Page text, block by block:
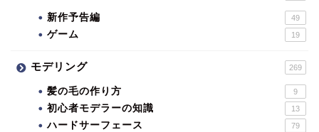
新作予告編 49
ゲーム 19
モデリング 269
髪の毛の作り方 9
初心者モデラーの知識 13
ハードサーフェース 79